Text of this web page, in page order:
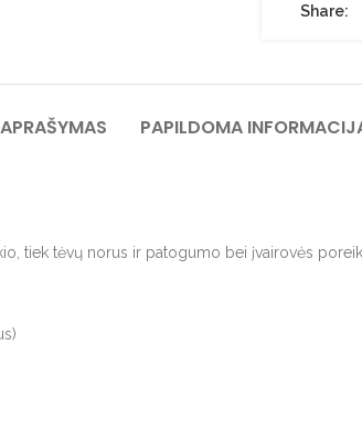
Share:
APRAŠYMAS PAPILDOMA
tiek tėvų norus ir patogumo bei įvairovės